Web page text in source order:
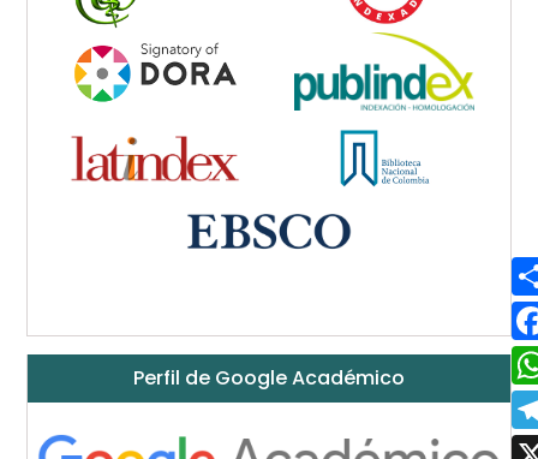
Perfil de Google Académico